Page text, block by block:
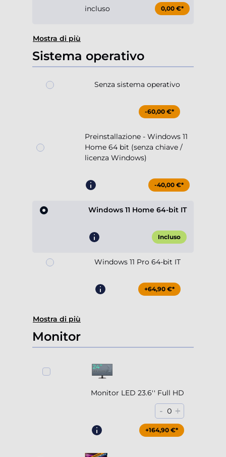
incluso 0,00 €*
Mostra di più
Sistema operativo
Senza sistema operativo
-60,00 €*
Preinstallazione - Windows 11
Home 64 bit (senza chiave /
licenza Windows)
-40,00 €*
Windows 11 Home 64-bit IT
Incluso
Windows 11 Pro 64-bit IT
+64,90 €*
Mostra di più
Monitor
Monitor LED 23.6'' Full HD
- 0 +
+164,90 €*